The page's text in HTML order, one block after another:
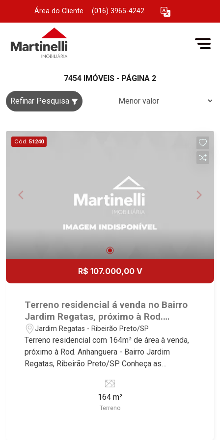
Área do Cliente (016) 3965-4242
7454 IMÓVEIS - PÁGINA 2
Refinar Pesquisa
Cód. 51240
R$ 107.000,00 V
Terreno residencial á venda no Bairro
Jardim Regatas, próximo à Rod.
Anhanguera - Ribeirão Preto/SP.
Jardim Regatas - Ribeirão Preto/SP
Terreno residencial com 164m² de área à venda,
próximo à Rod. Anhanguera - Bairro Jardim
Regatas, Ribeirão Preto/SP. Conheça as
Imobiliária selecionou para você: - 164m² de área
absoluta no mercado imobiliário de Ribeirão
164 m²
Terreno